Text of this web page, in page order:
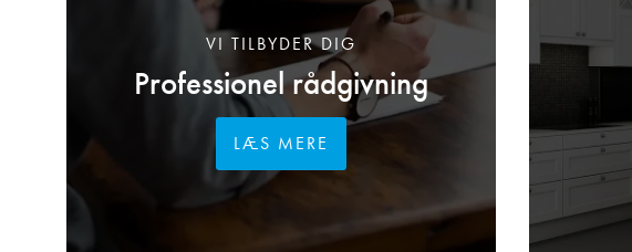
Professionel rådgivning
VI TILBYDER DIG
LÆS MERE